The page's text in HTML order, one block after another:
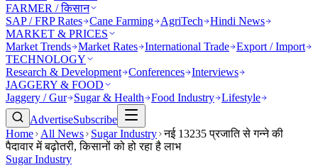
FARMER / किसान
SAP / FRP Rates Cane Farming AgriTech
Hindi News
MARKET & PRICES
Market Trends Market Rates International Trade Export / Import
TECHNOLOGY
Research & Development Conferences Interviews
JAGGERY & FOOD
Jaggery / Gur
Sugar & Health Food Industry Lifestyle
AdvertiseSubscribe
Home
All News Sugar Industry नई 13235 प्रजाति से गन्ने की
पैदावार में बढ़ोतरी, किसानों को हो रहा है लाभ
Sugar Industry